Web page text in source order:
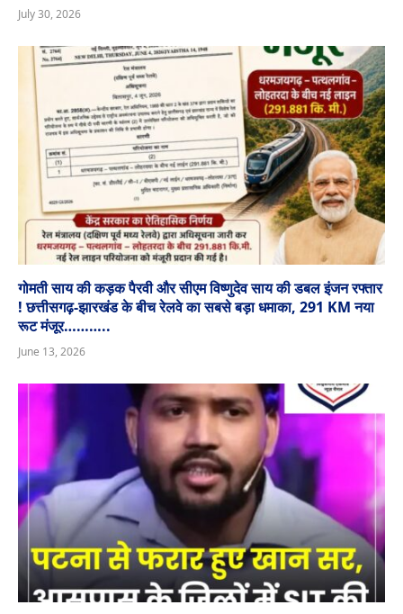
July 30, 2026
गोमती साय की कड़क पैरवी और सीएम विष्णुदेव साय की डबल इंजन रफ्तार
! छत्तीसगढ़-झारखंड के बीच रेलवे का सबसे बड़ा धमाका, 291 KM नया
रूट मंजूर………..
June 13, 2026